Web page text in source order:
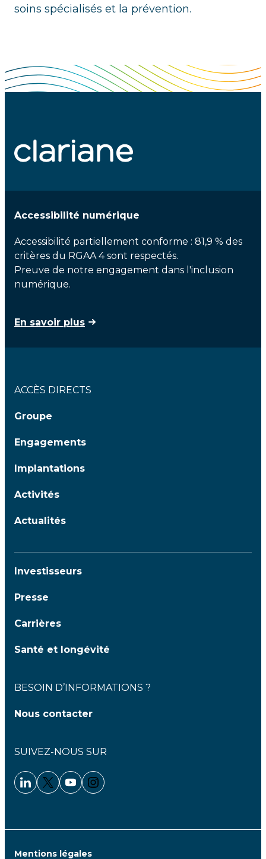
soins spécialisés et la prévention.
Accessibilité numérique
Accessibilité partiellement conforme : 81,9 % des
critères du RGAA 4 sont respectés.
Preuve de notre engagement dans l'inclusion
numérique.
En savoir plus
ACCÈS DIRECTS
Groupe
Engagements
Implantations
Activités
Actualités
Investisseurs
Presse
Carrières
Santé et longévité
BESOIN D’INFORMATIONS ?
Nous contacter
SUIVEZ-NOUS SUR
Linkedin - Clariane
Twitter - Clariane
Youtube - Clariane
Instagram - Clariane
Mentions légales